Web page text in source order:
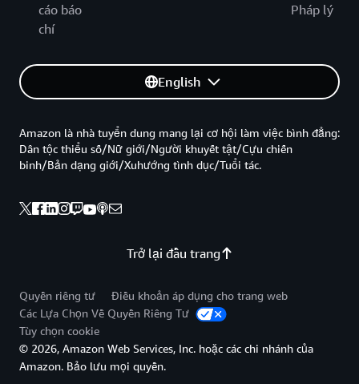
cáo báo
chí
Pháp lý
English
Trở lại đầu trang
Amazon là nhà tuyển dung mang lại cơ hội làm việc bình đẳng:
Dân tộc thiểu số/Nữ giới/Người khuyết tật/Cựu chiến
binh/Bản dạng giới/Xuhướng tình dục/Tuổi tác.
Quyền riêng tư
Điều khoản áp dụng cho trang web
Các Lựa Chọn Về Quyền Riêng Tư
Tùy chọn cookie
© 2026, Amazon Web Services, Inc. hoặc các chi nhánh của
Amazon. Bảo lưu mọi quyền.